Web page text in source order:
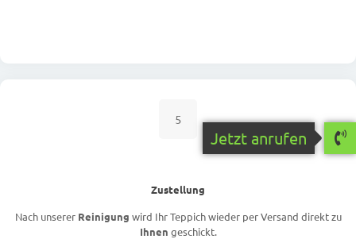
5
Zustellung
Nach unserer Reinigung wird Ihr Teppich wieder per Versand direkt zu
Ihnen geschickt.
Jetzt anrufen